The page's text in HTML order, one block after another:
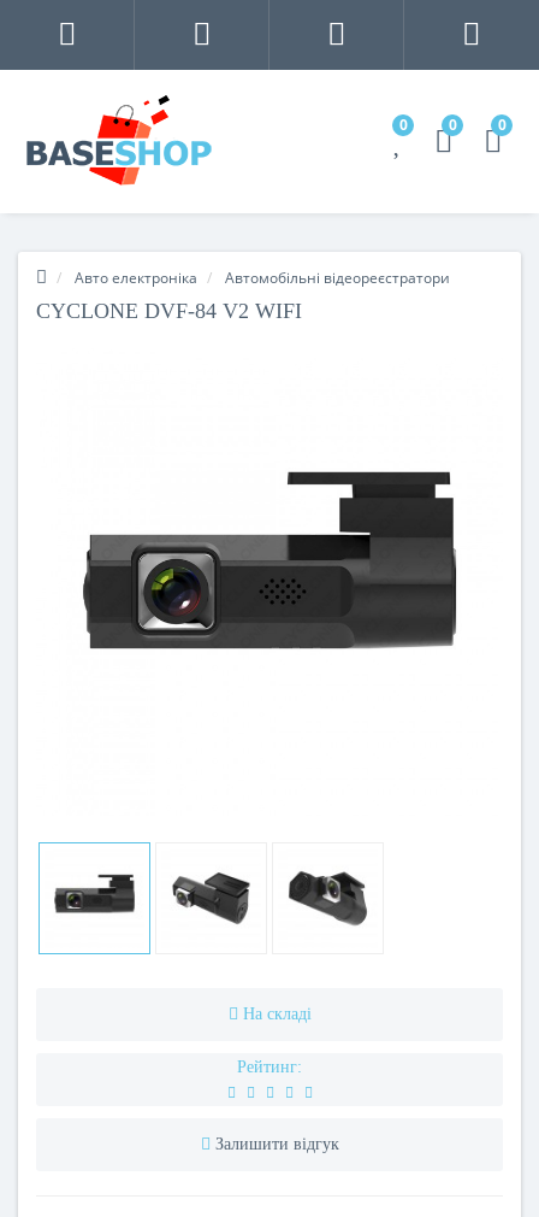
0 0 0
Авто електроніка Автомобільні відеореєстратори
CYCLONE DVF-84 V2 WIFI
На складі
Рейтинг:
Залишити відгук